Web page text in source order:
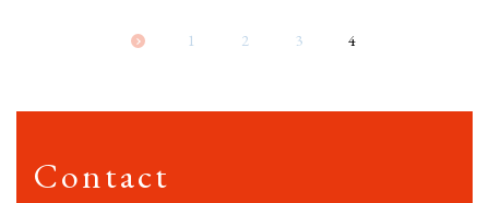
1 2 3 4
Contact